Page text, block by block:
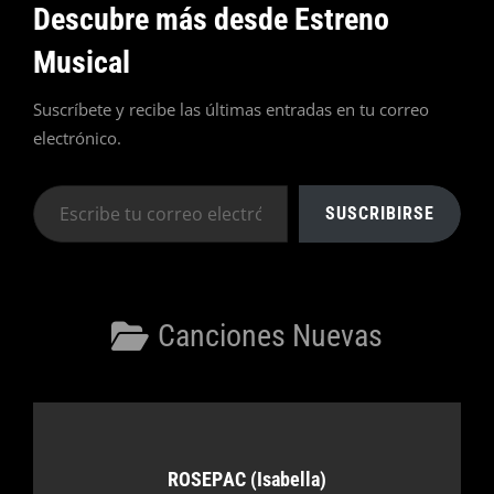
Descubre más desde Estreno
Musical
Suscríbete y recibe las últimas entradas en tu correo
electrónico.
Escribe
tu
SUSCRIBIRSE
Categorías
Canciones Nuevas
Autor:
ROSEPAC (Isabella)